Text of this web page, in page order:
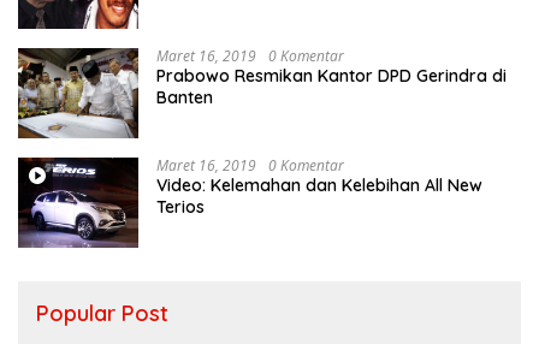
Maret 16, 2019 0 Komentar
Prabowo Resmikan Kantor DPD Gerindra di
Banten
Maret 16, 2019 0 Komentar
Video: Kelemahan dan Kelebihan All New
Terios
Popular Post